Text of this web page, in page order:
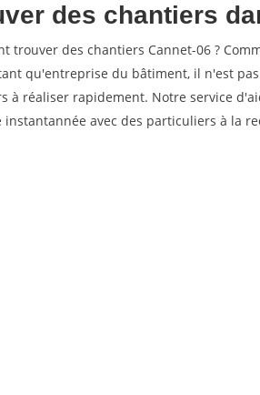
des chantiers
trouver des chantiers Cannet-06 ?
qu'entreprise du bâtiment, il n'est
à réaliser rapidement. Notre service
instantannée avec des particuliers à la